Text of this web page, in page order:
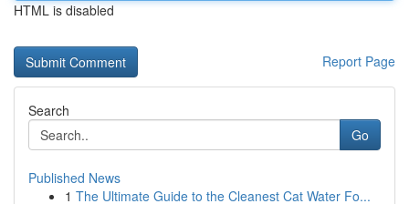
HTML is disabled
Report Page
Search
Go
Published News
1 The Ultimate Guide to the Cleanest Cat Water Fo...